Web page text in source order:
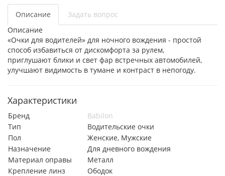
Описание
Задать вопрос
Описание
«Очки для водителей» для ночного вождения - простой
способ избавиться от дискомфорта за рулем,
приглушают блики и свет фар встречных автомобилей,
улучшают видимость в тумане и контраст в непогоду.
Характеристики
Бренд
Babilon
Тип
Водительские очки
Пол
Женские, Мужские
Назначение
Для дневного вождения
Материал оправы
Металл
Крепление линз
Ободок